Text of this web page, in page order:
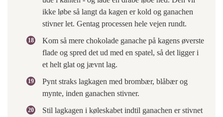
ikke løbe så langt da kagen er kold og ganachen
stivner let. Gentag processen hele vejen rundt.
Kom så mere chokolade ganache på kagens øverste
flade og spred det ud med en spatel, så det ligger i
et helt glat og jævnt lag.
Pynt straks lagkagen med brombær, blåbær og
mynte, inden ganachen stivner.
Stil lagkagen i køleskabet indtil ganachen er stivnet